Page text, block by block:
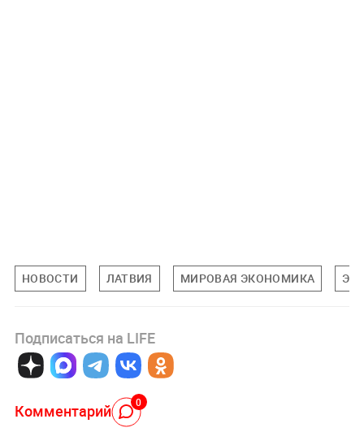
НОВОСТИ ЛАТВИЯ МИРОВАЯ ЭКОНОМИКА
Подписаться на LIFE
Комментарий 0